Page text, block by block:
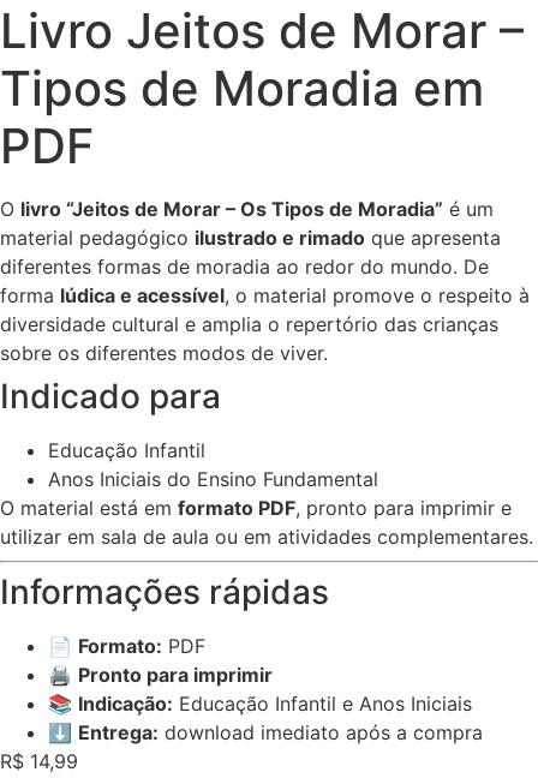
Livro Jeitos de Morar –
Tipos de Moradia em
PDF
O livro “Jeitos de Morar – Os Tipos de Moradia” é um
material pedagógico ilustrado e rimado que apresenta
diferentes formas de moradia ao redor do mundo. De
forma lúdica e acessível, o material promove o respeito à
diversidade cultural e amplia o repertório das crianças
sobre os diferentes modos de viver.
Indicado para
Educação Infantil
Anos Iniciais do Ensino Fundamental
O material está em formato PDF, pronto para imprimir e
utilizar em sala de aula ou em atividades complementares.
Informações rápidas
📄 Formato: PDF
🖨️ Pronto para imprimir
📚 Indicação: Educação Infantil e Anos Iniciais
⬇️ Entrega: download imediato após a compra
R$ 14,99